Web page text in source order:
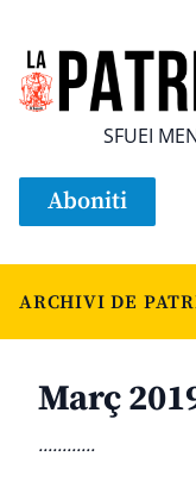
SFUEI
Aboniti
ARCHIVI DE
Març
............